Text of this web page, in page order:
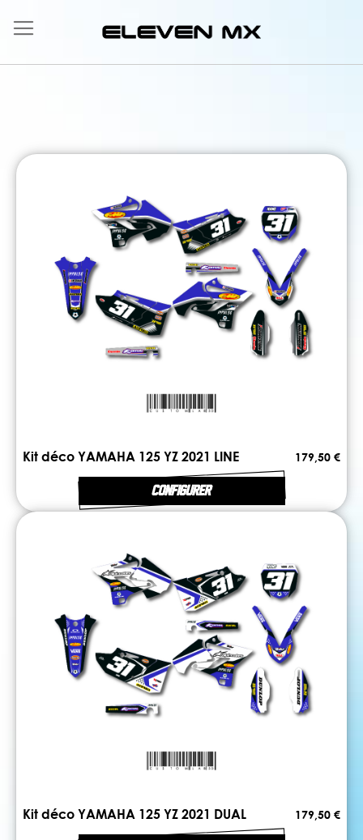
au
contenu
Kit déco YAMAHA 125 YZ 2021 LINE 179,50 €
CONFIGURER
Kit déco YAMAHA 125 YZ 2021 DUAL 179,50 €